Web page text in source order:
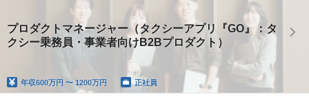
プロダクトマネージャー（タクシーアプリ『GO』：タ
クシー乗務員・事業者向けB2Bプロダクト）
年収600万円 〜 1200万円 正社員